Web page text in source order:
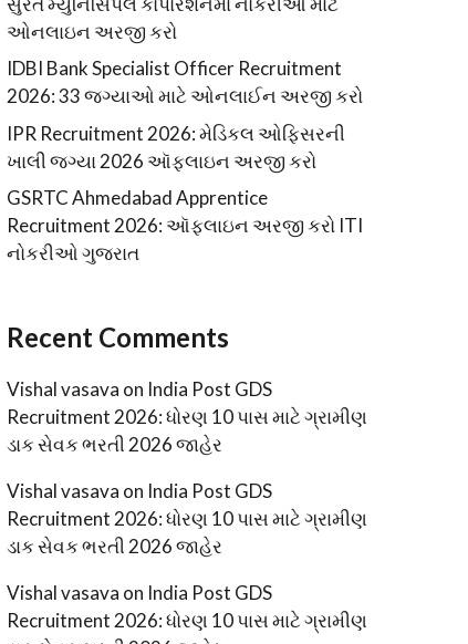
ઓનલાઇન અરજી કરો
IDBI Bank Specialist Officer Recruitment
2026: 33 જગ્યાઓ માટે ઓનલાઈન અરજી કરો
IPR Recruitment 2026: મેડિકલ ઓફિસરની
ખાલી જગ્યા 2026 ઑફલાઇન અરજી કરો
GSRTC Ahmedabad Apprentice
Recruitment 2026: ઑફલાઇન અરજી કરો ITI
નોકરીઓ ગુજરાત
Recent Comments
Vishal vasava on India Post GDS
Recruitment 2026: ધોરણ 10 પાસ માટે ગ્રામીણ
ડાક સેવક ભરતી 2026 જાહેર
Vishal vasava on India Post GDS
Recruitment 2026: ધોરણ 10 પાસ માટે ગ્રામીણ
ડાક સેવક ભરતી 2026 જાહેર
Vishal vasava on India Post GDS
Recruitment 2026: ધોરણ 10 પાસ માટે ગ્રામીણ